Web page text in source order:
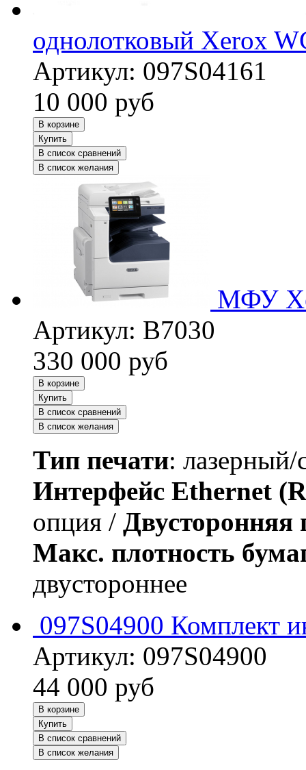
однолотковый Xerox
Артикул: 097S04161
10 000 руб
В корзине
Купить
В список сравнений
В список желания
МФУ
Артикул: B7030
330 000 руб
В корзине
Купить
В список сравнений
В список желания
Тип печати:
Интерфейс Ethernet
опция / Двусторонняя
Макс. плотность
двустороннее
097S04900 Комплект
Артикул: 097S04900
44 000 руб
В корзине
Купить
В список сравнений
В список желания